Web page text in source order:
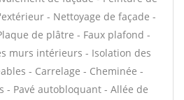
- Nettoyage de façade -
de plâtre - Faux plafond -
murs intérieurs - Isolation des
- Carrelage - Cheminée -
- Pavé autobloquant - Allée de